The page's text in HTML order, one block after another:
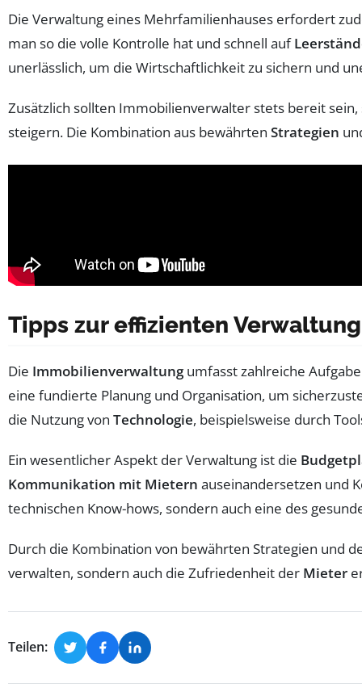
Die Verwaltung eines Mehrfamilienhauses erfordert
man so die volle Kontrolle hat und schnell auf
unerlässlich, um die Wirtschaftlichkeit zu sichern und
Zusätzlich sollten Immobilienverwalter stets bereit
steigern. Die Kombination aus bewährten Strategien
Tipps zur effizienten
Die Immobilienverwaltungumfasst zahlreiche
eine fundierte Planung und Organisation, um
die Nutzung von Technologie, beispielsweise durch
Ein wesentlicher Aspekt der Verwaltung ist die
Kommunikation mit Mietern auseinandersetzen und
technischen Know-hows, sondern auch eine des
Durch die Kombination von bewährten Strategien und
verwalten, sondern auch die Zufriedenheit der Mieter
Teilen: